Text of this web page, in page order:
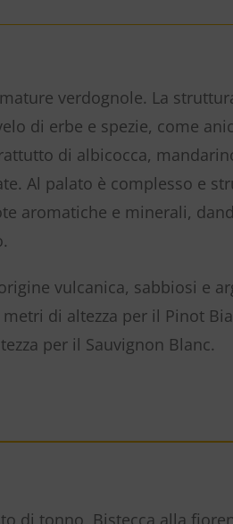
verdognole. La
di erbe e spezie, come
di albicocca,
Al palato è complesso e
aromatiche e minerali,
vulcanica, sabbiosi e
di altezza per il Pinot
per il Sauvignon Blanc.
di tonno, Bistecca alla